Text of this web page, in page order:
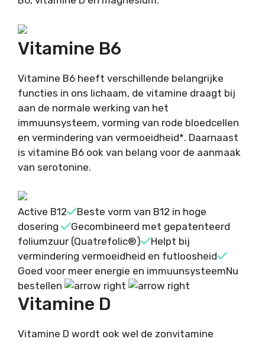
Vitamine B6
Vitamine B6 heeft verschillende belangrijke
functies in ons lichaam, de vitamine draagt bij
aan de normale werking van het
immuunsysteem, vorming van rode bloedcellen
en vermindering van vermoeidheid*. Daarnaast
is vitamine B6 ook van belang voor de aanmaak
van serotonine.
Active B12
Beste vorm van B12 in hoge
dosering
Gecombineerd met gepatenteerd
foliumzuur (Quatrefolic®)
Helpt bij
vermindering vermoeidheid en futloosheid
Goed voor meer energie en immuunsysteemNu
bestellen
Vitamine D
Vitamine D wordt ook wel de zonvitamine